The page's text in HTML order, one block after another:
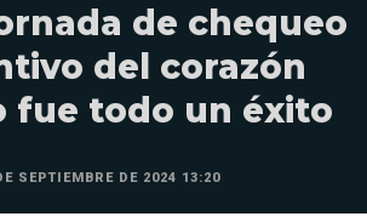
de chequeo
del corazón
fue todo un éxito
SEPTIEMBRE DE 2024 13:20